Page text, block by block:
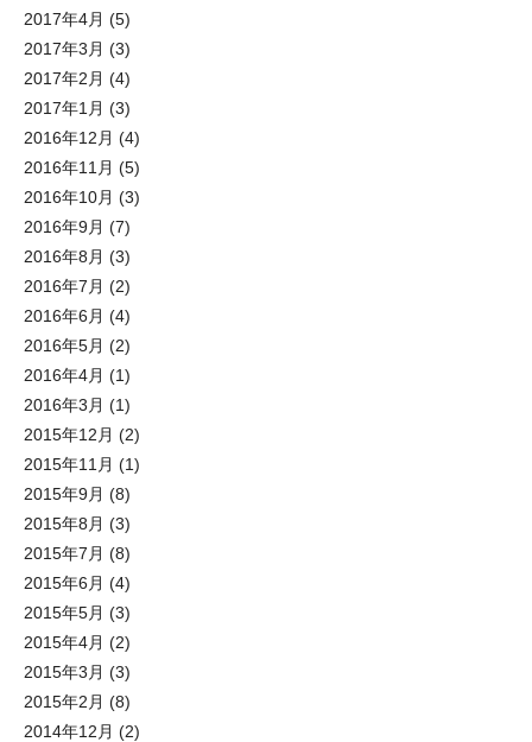
2017年4月 (5)
2017年3月 (3)
2017年2月 (4)
2017年1月 (3)
2016年12月 (4)
2016年11月 (5)
2016年10月 (3)
2016年9月 (7)
2016年8月 (3)
2016年7月 (2)
2016年6月 (4)
2016年5月 (2)
2016年4月 (1)
2016年3月 (1)
2015年12月 (2)
2015年11月 (1)
2015年9月 (8)
2015年8月 (3)
2015年7月 (8)
2015年6月 (4)
2015年5月 (3)
2015年4月 (2)
2015年3月 (3)
2015年2月 (8)
2014年12月 (2)